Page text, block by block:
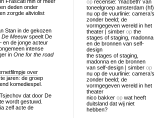
deden onder
zorgde altviolist
Stan in de gekozen
De Meeuwspeelt De
en de jonge acteur
intense
in One for the road
over
jaren: de groep
komediespel.
dat door De
wordt gestuwd.
zelf acte de
op recensie: ‘macbeth’ van
toneelgroep amsterdam (hf)
nu op de vuurlinie: camera’s
zonder beeld; de
vormgegeven wereld in het
theater | simber op the
stages of staging, madonna
en de bronnen van self-
design
the stages of staging,
madonna en de bronnen
van self-design | simber op
nu op de vuurlinie: camera’s
zonder beeld; de
vormgegeven wereld in het
theater
nico bakker op wat heeft
duitsland dat wij niet
hebben?